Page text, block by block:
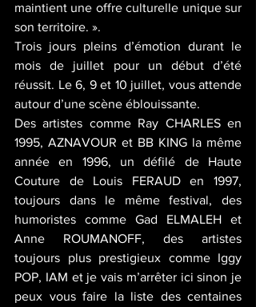
maintient une offre culturelle unique sur
son territoire. ».
Trois jours pleins d’émotion durant le
mois de juillet pour un début d’été
réussit. Le 6, 9 et 10 juillet, vous attende
autour d’une scène éblouissante.
Des artistes comme Ray CHARLES en
1995, AZNAVOUR et BB KING la même
année en 1996, un défilé de Haute
Couture de Louis FERAUD en 1997,
toujours dans le même festival, des
humoristes comme Gad ELMALEH et
Anne ROUMANOFF, des artistes
toujours plus prestigieux comme Iggy
POP, IAM et je vais m’arrêter ici sinon je
peux vous faire la liste des centaines